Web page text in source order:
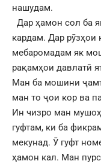
нашудам.
Дар ҳамон сол ба
кардам. Дар рӯзҳои
мебаромадам як
рақамҳои давлатӣ
Ман ба мошини
ман то ҷои кор ва
Ин чизро ман
гуфтам, ки ба
мекунад. Ӯ гуфт
ҳамон кал. Ман